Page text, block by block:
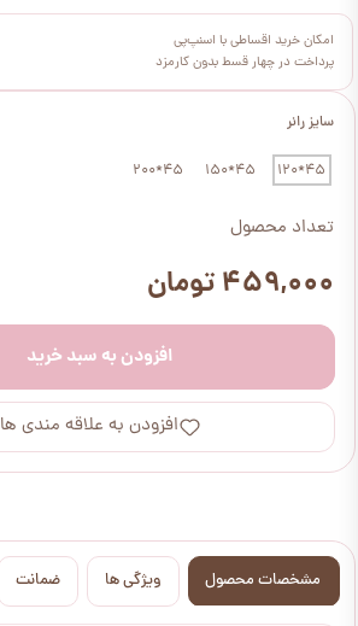
سایز رانر
45*120
45*150
45*200
تعداد محصول
۴۵۹,۰۰۰ تومان
افزودن به سبد خرید
افزودن به علاقه مندی ها
امکان خرید اقساطی با اسنپ‌پی
پرداخت در چهار قسط بدون کارمزد
مشخصات محصول ویژگی ها ضمانت